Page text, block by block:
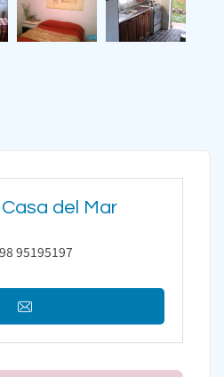
del Mar
95195197